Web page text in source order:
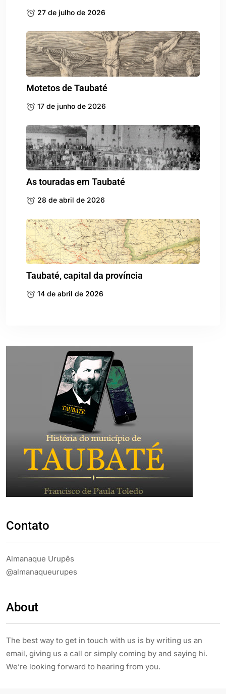
27 de julho de 2026
Motetos de Taubaté
17 de junho de 2026
As touradas em Taubaté
28 de abril de 2026
Taubaté, capital da província
14 de abril de 2026
Contato
Almanaque Urupês
@almanaqueurupes
About
The best way to get in touch with us is by writing us an
email, giving us a call or simply coming by and saying hi.
We’re looking forward to hearing from you.